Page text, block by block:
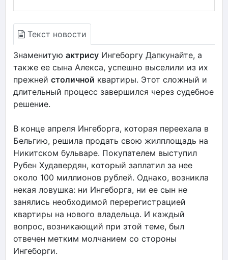
Текст новости
Знаменитую актрису Ингеборгу Дапкунайте, а
также ее сына Алекса, успешно выселили из их
прежней столичной квартиры. Этот сложный и
длительный процесс завершился через судебное
решение.
В конце апреля Ингеборга, которая переехала в
Бельгию, решила продать свою жилплощадь на
Никитском бульваре. Покупателем выступил
Рубен Худавердян, который заплатил за нее
около 100 миллионов рублей. Однако, возникла
некая ловушка: ни Ингеборга, ни ее сын не
занялись необходимой перерегистрацией
квартиры на нового владельца. И каждый
вопрос, возникающий при этой теме, был
отвечен метким молчанием со стороны
Ингеборги.